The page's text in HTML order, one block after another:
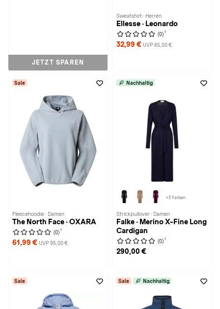
JETZT SPAREN
Sweatshirt · Herren
Ellesse · Leonardo
(0) 1
32,99 € UVP 65,00 €
Sale
Fleecehoodie · Damen
The North Face · OXARA
(0) 1
61,99 € UVP 95,00 €
Nachhaltig
+3 Farben
Strickpullover · Damen
Falke · Merino X-Fine Long
Cardigan
(0) 1
290,00 €
Sale Sale Nachhaltig